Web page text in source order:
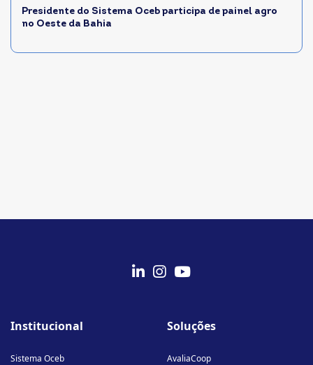
Presidente do Sistema Oceb participa de painel agro
no Oeste da Bahia
linkedin-
instagram
youtube
Institucional
Sistema Oceb
Soluções
AvaliaCoop